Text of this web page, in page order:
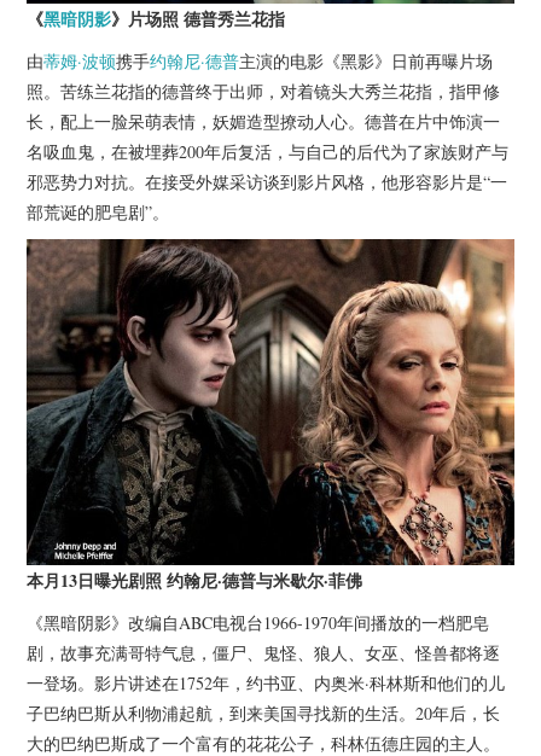
推荐电影
《黑暗阴影》片场照 德普秀兰花指
由蒂姆·波顿携手约翰尼·德普主演的电影《黑影》日前再曝片场
照。苦练兰花指的德普终于出师，对着镜头大秀兰花指，指甲修
长，配上一脸呆萌表情，妖媚造型撩动人心。德普在片中饰演一
名吸血鬼，在被埋葬200年后复活，与自己的后代为了家族财产与
邪恶势力对抗。在接受外媒采访谈到影片风格，他形容影片是“一
部荒诞的肥皂剧”。
本月13日曝光剧照 约翰尼·德普与米歇尔·菲佛
《黑暗阴影》改编自ABC电视台1966-1970年间播放的一档肥皂
剧，故事充满哥特气息，僵尸、鬼怪、狼人、女巫、怪兽都将逐
一登场。影片讲述在1752年，约书亚、内奥米·科林斯和他们的儿
子巴纳巴斯从利物浦起航，到来美国寻找新的生活。20年后，长
大的巴纳巴斯成了一个富有的花花公子，科林伍德庄园的主人。